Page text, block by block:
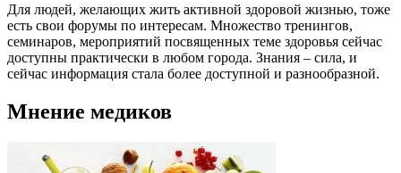
Для людей, желающих жить активной здоровой жизнью, тоже
есть свои форумы по интересам. Множество тренингов,
семинаров, мероприятий посвященных теме здоровья сейчас
доступны практически в любом города. Знания – сила, и
сейчас информация стала более доступной и разнообразной.
Мнение медиков